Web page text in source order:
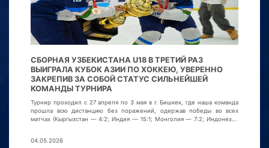
СБОРНАЯ УЗБЕКИСТАНА U18 В ТРЕТИЙ РАЗ
ВЫИГРАЛА КУБОК АЗИИ ПО ХОККЕЮ, УВЕРЕННО
ЗАКРЕПИВ ЗА СОБОЙ СТАТУС СИЛЬНЕЙШЕЙ
КОМАНДЫ ТУРНИРА
Турнир проходил с 27 апреля по 3 мая в г. Бишкек, где наша команда
прошла всю дистанцию без поражений, одержав победы во всех
матчах (Кыргызстан — 4:2; Индия — 15:1; Монголия — 7:2; Индонезия
04.05.2026